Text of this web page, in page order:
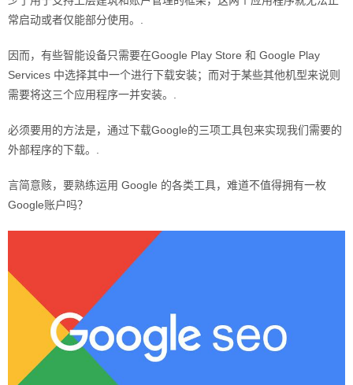
常启动或者仅能部分使用。.
因而，有些智能设备只需要在Google Play Store 和 Google Play
Services 中选择其中一个进行下载安装；而对于某些其他机型来说则
需要将这三个应用程序一并安装。.
必须要用的方法是，通过下载Google的三项工具包来实现我们需要的
外部程序的下载。.
言简意赅，要熟练运用 Google 的各类工具，难道不值得拥有一枚
Google账户吗？